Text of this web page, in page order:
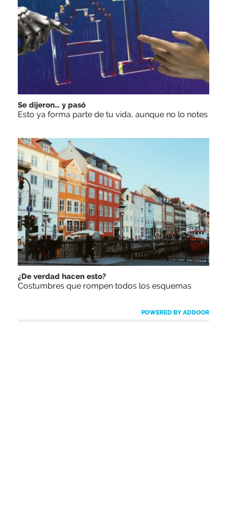
Se dijeron… y pasó
Esto ya forma parte de tu vida, aunque no lo notes
¿De verdad hacen esto?
Costumbres que rompen todos los esquemas
POWERED BY ADDOOR